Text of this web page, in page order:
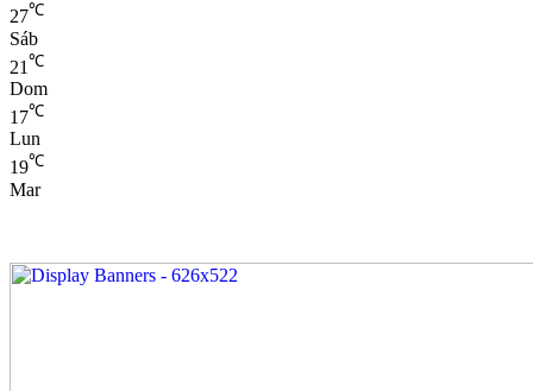
27℃
Sáb
21 ℃
Dom
17℃
Lun
19℃
Mar